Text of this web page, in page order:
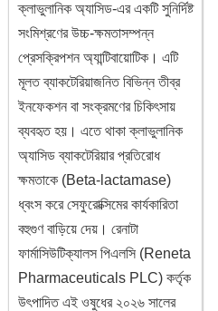
ক্লাভুলানিক অ্যাসিড-এর একটি সুনির্দিষ্ট
সংমিশ্রণের উচ্চ-ক্ষমতাসম্পন্ন
প্রেসক্রিপশন অ্যান্টিবায়োটিক। এটি
মূলত ব্যাকটেরিয়াজনিত বিভিন্ন তীব্র
ইনফেকশন বা সংক্রমণের চিকিৎসায়
ব্যবহৃত হয়। এতে থাকা ক্লাভুলানিক
অ্যাসিড ব্যাকটেরিয়ার প্রতিরোধ
ক্ষমতাকে (Beta-lactamase)
ধ্বংস করে সেফুরোক্সিমের কার্যকারিতা
বহুগুণ বাড়িয়ে দেয়। রেনাটা
ফার্মাসিউটিক্যালস পিএলসি (Reneta
Pharmaceuticals PLC) কর্তৃক
উৎপাদিত এই ওষুধের ২০২৬ সালের